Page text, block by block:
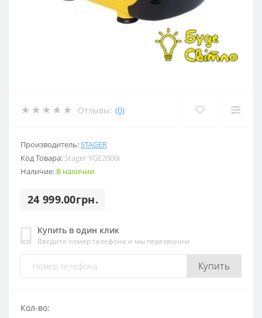
Отзывы: (0)
Производитель:STAGER
Код Товара: Stager YGE2000i
Наличие: В наличии
24 999.00грн.
Купить в один клик
Введите номер телефона и мы перезвоним
Купить
Кол-во: